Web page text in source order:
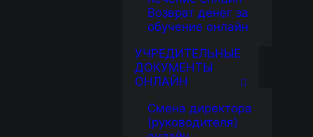
Возврат денег за
обучение онлайн
УЧРЕДИТЕЛЬНЫЕ
ДОКУМЕНТЫ
ОНЛАЙН
Смена директора
(руководителя)